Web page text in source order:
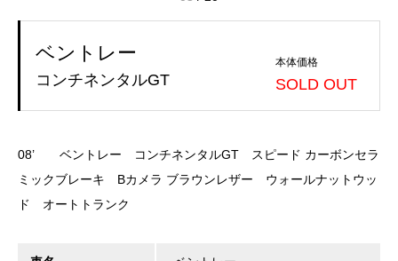
ベントレー
コンチネンタルGT
本体価格
SOLD OUT
08’ ベントレー コンチネンタルGT スピード カーボンセラ
ミックブレーキ Bカメラ ブラウンレザー ウォールナットウッ
ド オートトランク